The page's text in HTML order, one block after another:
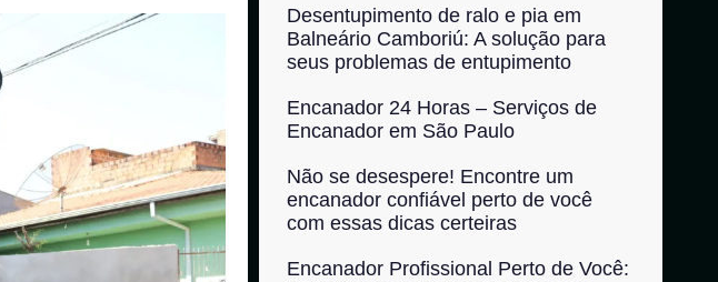
Desentupimento de ralo e pia em
Balneário Camboriú: A solução para
seus problemas de entupimento
Encanador 24 Horas – Serviços de
Encanador em São Paulo
Não se desespere! Encontre um
encanador confiável perto de você
com essas dicas certeiras
Encanador Profissional Perto de Você: